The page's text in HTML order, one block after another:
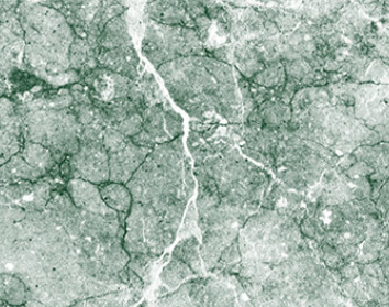
Uređivanje fotografija nakita Podaci za obuku AI